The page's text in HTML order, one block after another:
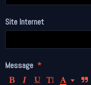
Site Internet
Message